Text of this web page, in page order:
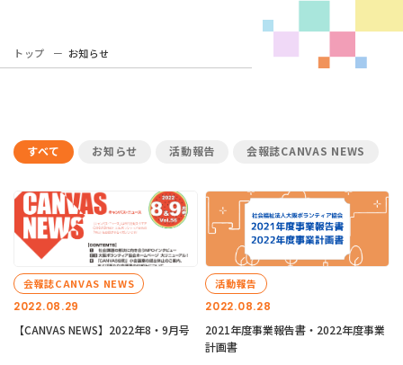
トップ お知らせ
すべて お知らせ 活動報告 会報誌CANVAS NEWS
2022.08.29
会報誌CANVAS NEWS
【CANVAS NEWS】2022年8・9月号
2022.08.28
活動報告
2021年度事業報告書・2022年度事業
計画書